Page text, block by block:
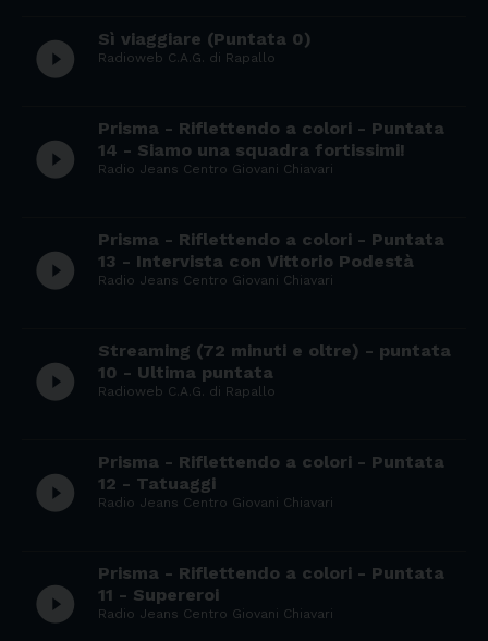
play_circle_filled Sì viaggiare (Puntata 0)
Radioweb C.A.G. di Rapallo
play_circle_filled
Prisma - Riflettendo a colori - Puntata
14 - Siamo una squadra fortissimi!
Radio Jeans Centro Giovani Chiavari
play_circle_filled
Prisma - Riflettendo a colori - Puntata
13 - Intervista con Vittorio Podestà
Radio Jeans Centro Giovani Chiavari
play_circle_filled
Streaming (72 minuti e oltre) - puntata
10 - Ultima puntata
Radioweb C.A.G. di Rapallo
play_circle_filled
Prisma - Riflettendo a colori - Puntata
12 - Tatuaggi
Radio Jeans Centro Giovani Chiavari
play_circle_filled
Prisma - Riflettendo a colori - Puntata
11 - Supereroi
Radio Jeans Centro Giovani Chiavari